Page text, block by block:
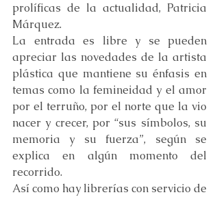
prolíficas de la actualidad, Patricia
Márquez.
La entrada es libre y se pueden
apreciar las novedades de la artista
plástica que mantiene su énfasis en
temas como la femineidad y el amor
por el terruño, por el norte que la vio
nacer y crecer, por “sus símbolos, su
memoria y su fuerza”, según se
explica en algún momento del
recorrido.
Así como hay librerías con servicio de